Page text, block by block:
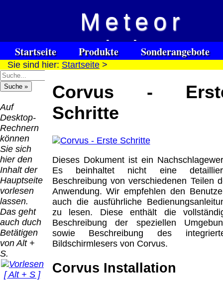
Meteor
Vision
Spezialuhrenspecial
watches
/ deafblind / sourdes et aveugles
Startseite Produkte
Sonderangebote
Kontakt
Impressum
Links
Hilfsmittel
Warenkorb
Sie sind hier: Startseite >
Auf
Desktop-
Rechnern
können
Sie sich
hier den
Inhalt der
Hauptseite
vorlesen
lassen.
Das geht
auch duch
Betätigen
von Alt +
S.
[ Alt + S ]
Corvus -
Schritte
Dieses Dokument ist ein
Es beinhaltet nicht eine
Beschreibung von verschiedenen Teilen
Anwendung. Wir empfehlen den
auch die ausführliche
zu lesen. Diese enthält die
Beschreibung der speziellen
sowie Beschreibung des
Bildschirmlesers von Corvus.
Corvus Installation
QR
Code:
Versandkosten DHL
Standard bis 5kg
Deutschland
8.95 €
Deutschland
Vorkasse: 6.95
€
PayPal: 6.95 €
Schweiz)
Vorkasse:
20.00 €
EU (inkl.
Schweiz)
PayPal: 20.00
€
Der Versand erfolgt
Paket.
Software
Download only
Deutschland
Schweiz)
0.00 €
EU (inkl.
Schweiz)
PayPal:
0.00 €
Bei dieser
Versandart
erhalten Sie per
Lizenzschlüssel
und die